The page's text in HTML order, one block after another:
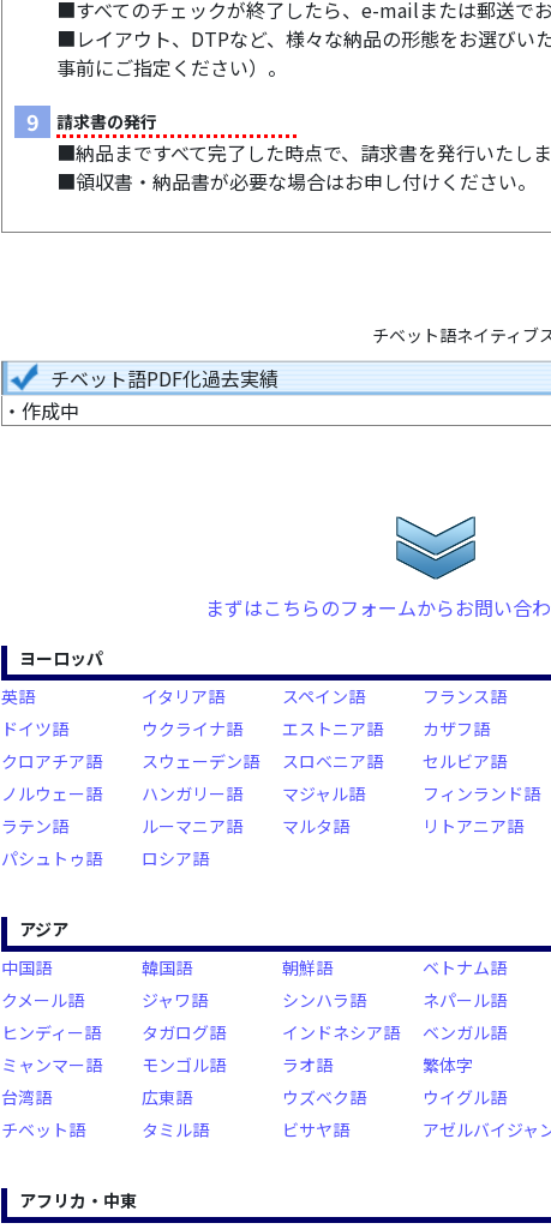
■すべてのチェックが終了したら、e-mailまたは郵送でお
■レイアウト、DTPなど、様々な納品の形態をお選びい
事前にご指定ください）。
9 請求書の発行
■納品まですべて完了した時点で、請求書を発行いたしま
■領収書・納品書が必要な場合はお申し付けください。
チベット語ネイティブ
チベット語PDF化過去実績
・作成中
まずはこちらのフォームからお問い合わ
ヨーロッパ
英語
イタリア語 スペイン語 フランス語
ドイツ語
ウクライナ語 エストニア語 カザフ語
クロアチア語
スウェーデン語 スロベニア語 セルビア語
ノルウェー語
ハンガリー語 マジャル語 フィンランド語
ラテン語
ルーマニア語 マルタ語 リトアニア語
パシュトゥ語
ロシア語
アジア
中国語
韓国語 朝鮮語 ベトナム語
クメール語
ジャワ語 シンハラ語 ネパール語
ヒンディー語
タガログ語 インドネシア語 ベンガル語
ミャンマー語
モンゴル語 ラオ語 繁体字
台湾語
広東語 ウズベク語 ウイグル語
チベット語
タミル語 ビサヤ語 アゼルバイジャ
アフリカ・中東